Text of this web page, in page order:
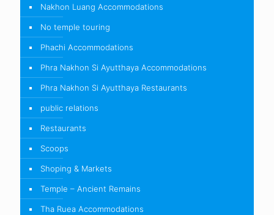
Nakhon Luang Accommodations
No temple touring
Phachi Accommodations
Phra Nakhon Si Ayutthaya Accommodations
Phra Nakhon Si Ayutthaya Restaurants
public relations
Restaurants
Scoops
Shoping & Markets
Temple – Ancient Remains
Tha Ruea Accommodations